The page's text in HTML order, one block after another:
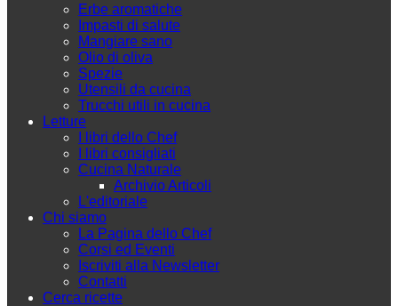
Erbe aromatiche
Impasti di salute
Mangiare sano
Olio di oliva
Spezie
Utensili da cucina
Trucchi utili in cucina
Letture
I libri dello Chef
I libri consigliati
Cucina Naturale
Archivio Articoli
L'editoriale
Chi siamo
La Pagina dello Chef
Corsi ed Eventi
Iscriviti alla Newsletter
Contatti
Cerca ricette